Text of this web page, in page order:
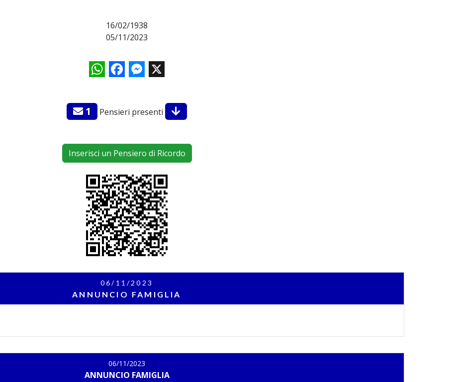
16/02/1938
05/11/2023
WhatsAppFacebookMessenger
X
1 Pensieri presenti
Inserisci un Pensiero di Ricordo
06/11/2023
ANNUNCIO FAMIGLIA
06/11/2023
ANNUNCIO FAMIGLIA